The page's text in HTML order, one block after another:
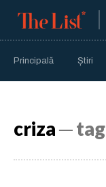
Principală Știri
criza─ tag